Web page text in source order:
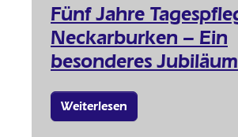
Fünf Jahre
Neckarburken – Ein
besonderes Jubiläum
Weiterlesen